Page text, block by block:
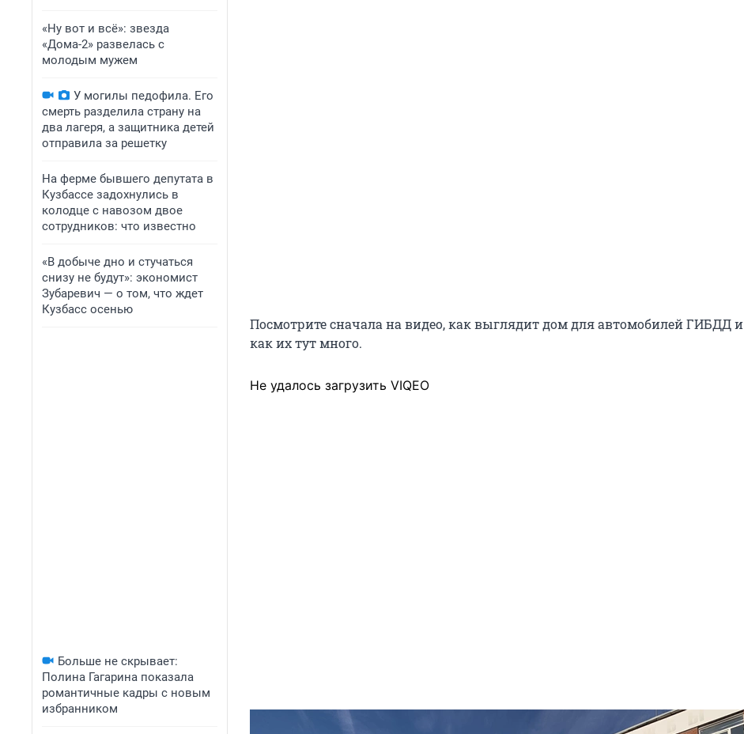
«Ну вот и всё»: звезда
«Дома-2» развелась с
молодым мужем
У могилы педофила. Его
смерть разделила страну на
два лагеря, а защитника детей
отправила за решетку
На ферме бывшего депутата в
Кузбассе задохнулись в
колодце с навозом двое
сотрудников: что известно
«В добыче дно и стучаться
снизу не будут»: экономист
Зубаревич — о том, что ждет
Кузбасс осенью
Больше не скрывает:
Полина Гагарина показала
романтичные кадры с новым
избранником
Посмотрите сначала на видео, как выглядит дом для автомобилей ГИБДД и
как их тут много.
Не удалось загрузить VIQEO